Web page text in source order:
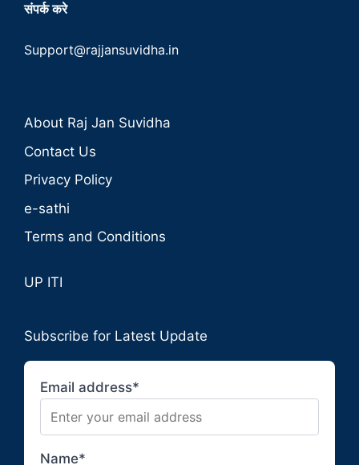
संपर्क करे
Support@rajjansuvidha.in
About Raj Jan Suvidha
Contact Us
Privacy Policy
e-sathi
Terms and Conditions
UP ITI
Subscribe for Latest Update
Email address*
Name*